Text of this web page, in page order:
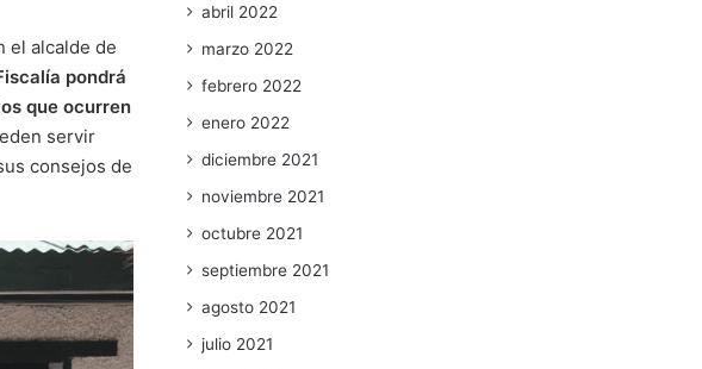
el alcalde de
pondrá
que ocurren
servir
consejos de
abril 2022
marzo 2022
febrero 2022
enero 2022
diciembre 2021
noviembre 2021
octubre 2021
septiembre 2021
agosto 2021
julio 2021